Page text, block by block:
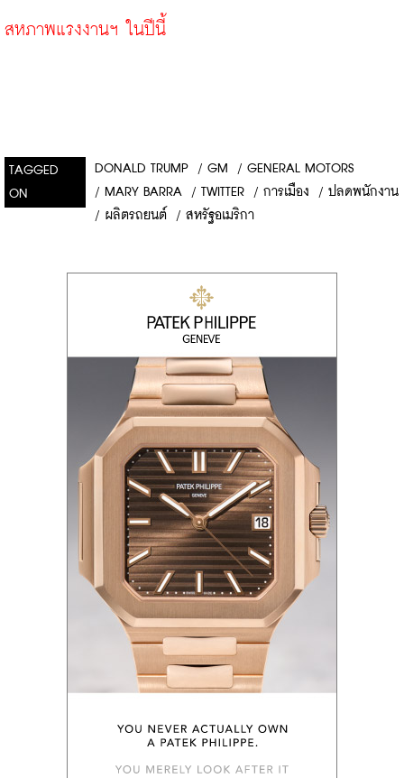
สหภาพแรงงานฯ ในปีนี้
TAGGED
ON
DONALD TRUMP / GM / GENERAL MOTORS
/ MARY BARRA / TWITTER / การเมือง / ปลดพนักงาน
/ ผลิตรถยนต์ / สหรัฐอเมริกา